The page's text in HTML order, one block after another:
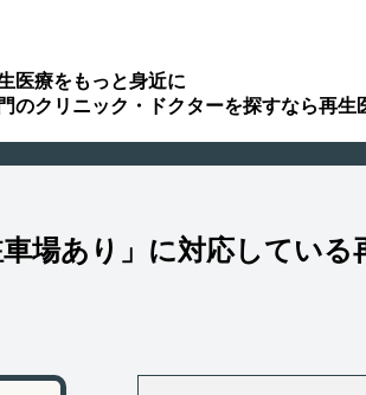
医療をもっと身近に
のクリニック・ドクターを探すなら再生
車場あり」に対応してい